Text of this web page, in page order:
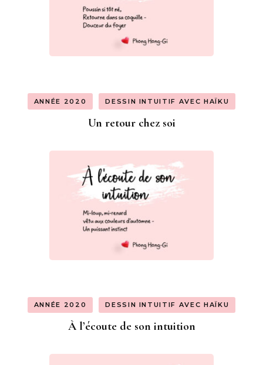
ANNÉE 2020 DESSIN INTUITIF AVEC HAÏKU
Un retour chez soi
ANNÉE 2020 DESSIN INTUITIF AVEC HAÏKU
À l’écoute de son intuition